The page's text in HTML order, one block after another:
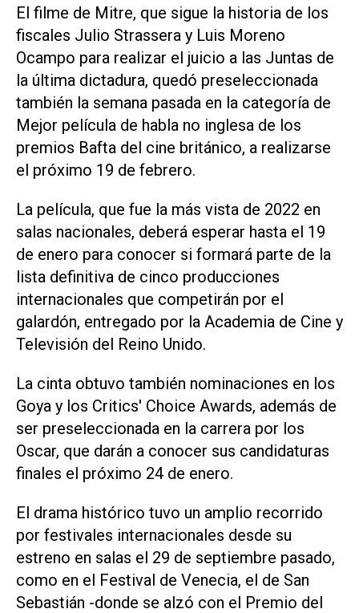
El filme de Mitre, que sigue la historia de los
fiscales Julio Strassera y Luis Moreno
Ocampo para realizar el juicio a las Juntas de
la última dictadura, quedó preseleccionada
también la semana pasada en la categoría de
Mejor película de habla no inglesa de los
premios Bafta del cine británico, a realizarse
el próximo 19 de febrero.
La película, que fue la más vista de 2022 en
salas nacionales, deberá esperar hasta el 19
de enero para conocer si formará parte de la
lista definitiva de cinco producciones
internacionales que competirán por el
galardón, entregado por la Academia de Cine y
Televisión del Reino Unido.
La cinta obtuvo también nominaciones en los
Goya y los Critics' Choice Awards, además de
ser preseleccionada en la carrera por los
Oscar, que darán a conocer sus candidaturas
finales el próximo 24 de enero.
El drama histórico tuvo un amplio recorrido
por festivales internacionales desde su
estreno en salas el 29 de septiembre pasado,
como en el Festival de Venecia, el de San
Sebastián -donde se alzó con el Premio del